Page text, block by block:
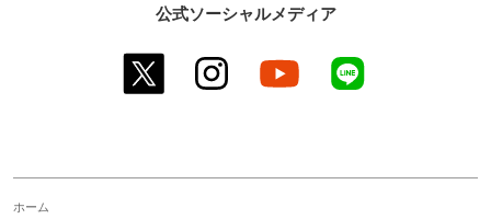
公式ソーシャルメディア
twitter instagram youtube
ホーム